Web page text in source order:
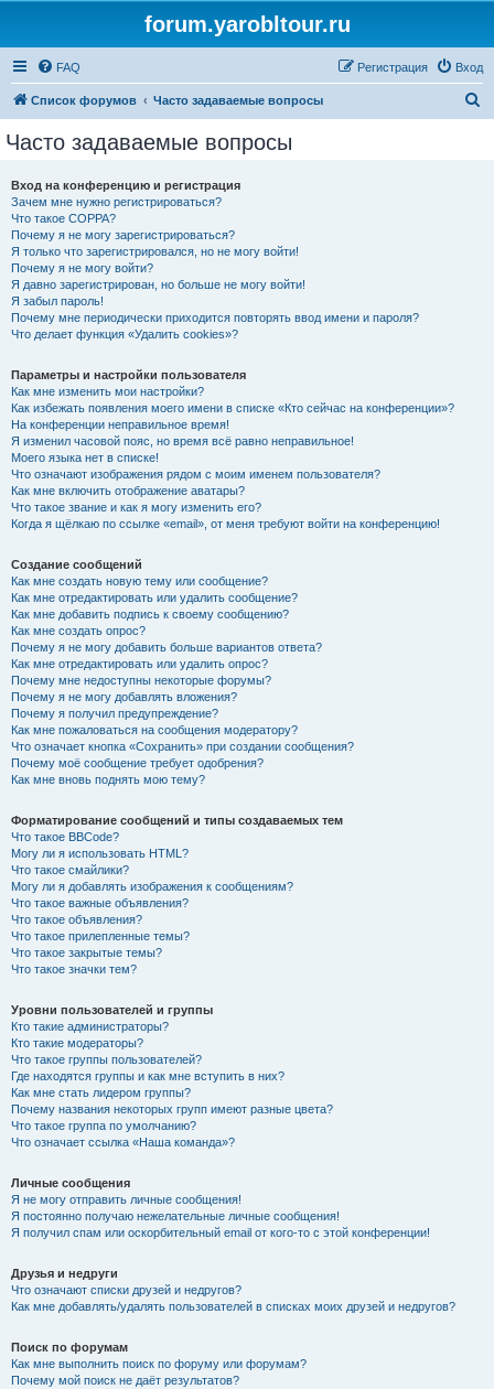
forum.yarobltour.ru
FAQ Вход
Регистрация
Список форумов Часто задаваемые вопросы
Часто задаваемые вопросы
Вход на конференцию и регистрация
Зачем мне нужно регистрироваться?
Что такое COPPA?
Почему я не могу зарегистрироваться?
Я только что зарегистрировался, но не могу войти!
Почему я не могу войти?
Я давно зарегистрирован, но больше не могу войти!
Я забыл пароль!
Почему мне периодически приходится повторять ввод имени и пароля?
Что делает функция «Удалить cookies»?
Параметры и настройки пользователя
Как мне изменить мои настройки?
Как избежать появления моего имени в списке «Кто сейчас на конференции»?
На конференции неправильное время!
Я изменил часовой пояс, но время всё равно неправильное!
Моего языка нет в списке!
Что означают изображения рядом с моим именем пользователя?
Как мне включить отображение аватары?
Что такое звание и как я могу изменить его?
Когда я щёлкаю по ссылке «email», от меня требуют войти на конференцию!
Создание сообщений
Как мне создать новую тему или сообщение?
Как мне отредактировать или удалить сообщение?
Как мне добавить подпись к своему сообщению?
Как мне создать опрос?
Почему я не могу добавить больше вариантов ответа?
Как мне отредактировать или удалить опрос?
Почему мне недоступны некоторые форумы?
Почему я не могу добавлять вложения?
Почему я получил предупреждение?
Как мне пожаловаться на сообщения модератору?
Что означает кнопка «Сохранить» при создании сообщения?
Почему моё сообщение требует одобрения?
Как мне вновь поднять мою тему?
Форматирование сообщений и типы создаваемых тем
Что такое BBCode?
Могу ли я использовать HTML?
Что такое смайлики?
Могу ли я добавлять изображения к сообщениям?
Что такое важные объявления?
Что такое объявления?
Что такое прилепленные темы?
Что такое закрытые темы?
Что такое значки тем?
Уровни пользователей и группы
Кто такие администраторы?
Кто такие модераторы?
Что такое группы пользователей?
Где находятся группы и как мне вступить в них?
Как мне стать лидером группы?
Почему названия некоторых групп имеют разные цвета?
Что такое группа по умолчанию?
Что означает ссылка «Наша команда»?
Личные сообщения
Я не могу отправить личные сообщения!
Я постоянно получаю нежелательные личные сообщения!
Я получил спам или оскорбительный email от кого-то с этой конференции!
Друзья и недруги
Что означают списки друзей и недругов?
Как мне добавлять/удалять пользователей в списках моих друзей и недругов?
Поиск по форумам
Как мне выполнить поиск по форуму или форумам?
Почему мой поиск не даёт результатов?